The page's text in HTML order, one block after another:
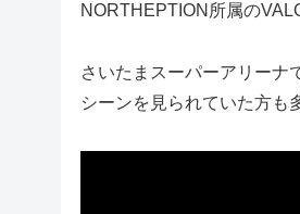
NORTHEPTION所属の
さいたまスーパーアリーナ
シーンを見られていた方も